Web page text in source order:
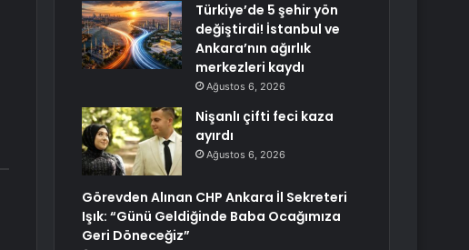
Türkiye’de 5 şehir yön
değiştirdi! İstanbul ve
Ankara’nın ağırlık
merkezleri kaydı
Ağustos 6, 2026
Nişanlı çifti feci kaza
ayırdı
Ağustos 6, 2026
Görevden Alınan CHP Ankara İl Sekreteri
Işık: “Günü Geldiğinde Baba Ocağımıza
Geri Döneceğiz”